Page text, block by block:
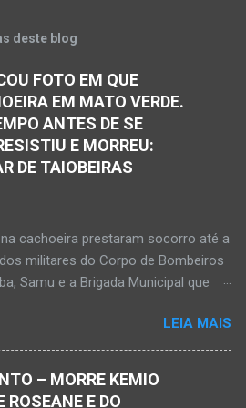
nas ferragens. Equipes do
Corpo de Bombeiros Militar de
para o local. Uma mulher
a outra vítima ficou gravemente
levada pelos socorristas do Samu
na cidade de Monte Azul. Essa
Aéreo Avançado de Vida (SAAV)
hospi...
deste blog
FOTO EM QUE
EM MATO VERDE.
ANTES DE SE
E MORREU:
DE TAIOBEIRAS
cachoeira prestaram socorro até a
militares do Corpo de Bombeiros
Samu e a Brigada Municipal que
foi a óbito Foto álbum pessoal Kauan
publicou em sua rede social a
apreciava a Cachoeira Maria Rosa,
pouco tempo antes de se
LEIA MAIS
– MORRE KEMIO
ROSEANE E DO